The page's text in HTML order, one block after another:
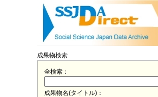
成果物検索
全検索：
成果物名(タイトル)：